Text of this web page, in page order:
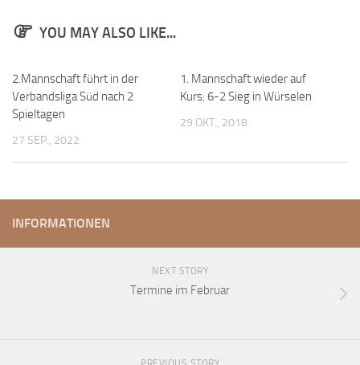
Datenschutzordnung
En passant
YOU MAY ALSO LIKE...
2.Mannschaft führt in der
Verbandsliga Süd nach 2
Spieltagen
27 SEP., 2022
1. Mannschaft wieder auf
Kurs: 6-2 Sieg in Würselen
29 OKT., 2018
INFORMATIONEN
NEXT STORY
Termine im Februar